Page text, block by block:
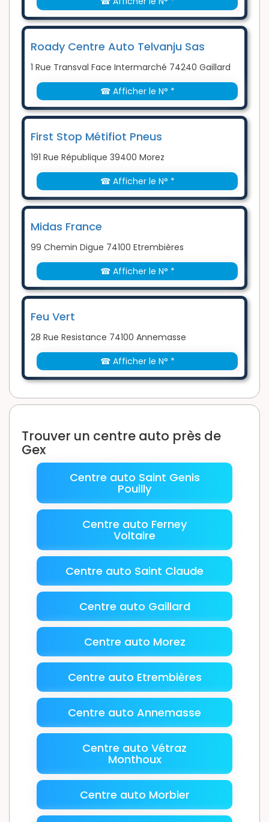
Roady Centre Auto Telvanju Sas
1 Rue Transval Face Intermarché 74240 Gaillard
☎ Afficher le N° *
First Stop Métifiot Pneus
191 Rue République 39400 Morez
☎ Afficher le N° *
Midas France
99 Chemin Digue 74100 Etrembières
☎ Afficher le N° *
Feu Vert
28 Rue Resistance 74100 Annemasse
☎ Afficher le N° *
Trouver un centre auto près de
Gex
Centre auto Saint Genis
Pouilly
Centre auto Ferney
Voltaire
Centre auto Saint Claude
Centre auto Gaillard
Centre auto Morez
Centre auto Etrembières
Centre auto Annemasse
Centre auto Vétraz
Monthoux
Centre auto Morbier